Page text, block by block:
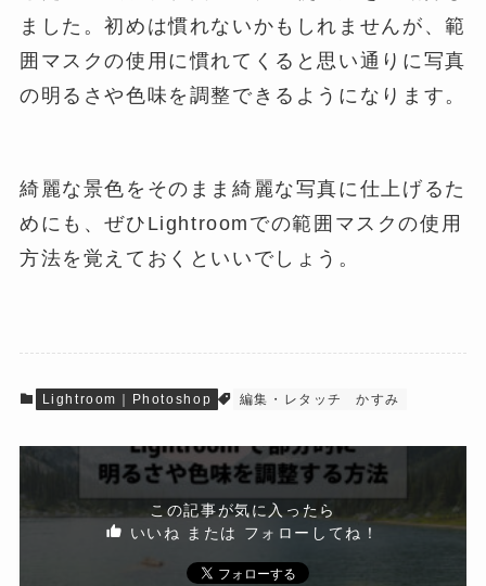
ました。初めは慣れないかもしれませんが、範
囲マスクの使用に慣れてくると思い通りに写真
の明るさや色味を調整できるようになります。
綺麗な景色をそのまま綺麗な写真に仕上げるた
めにも、ぜひLightroomでの範囲マスクの使用
方法を覚えておくといいでしょう。
Lightroom｜Photoshop 編集・レタッチ かすみ
この記事が気に入ったら
いいね または フォローしてね！